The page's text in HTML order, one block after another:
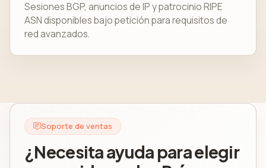
Sesiones BGP, anuncios de IP y patrocinio RIPE
ASN disponibles bajo petición para requisitos de
red avanzados.
Soporte de ventas
¿Necesita ayuda para elegir